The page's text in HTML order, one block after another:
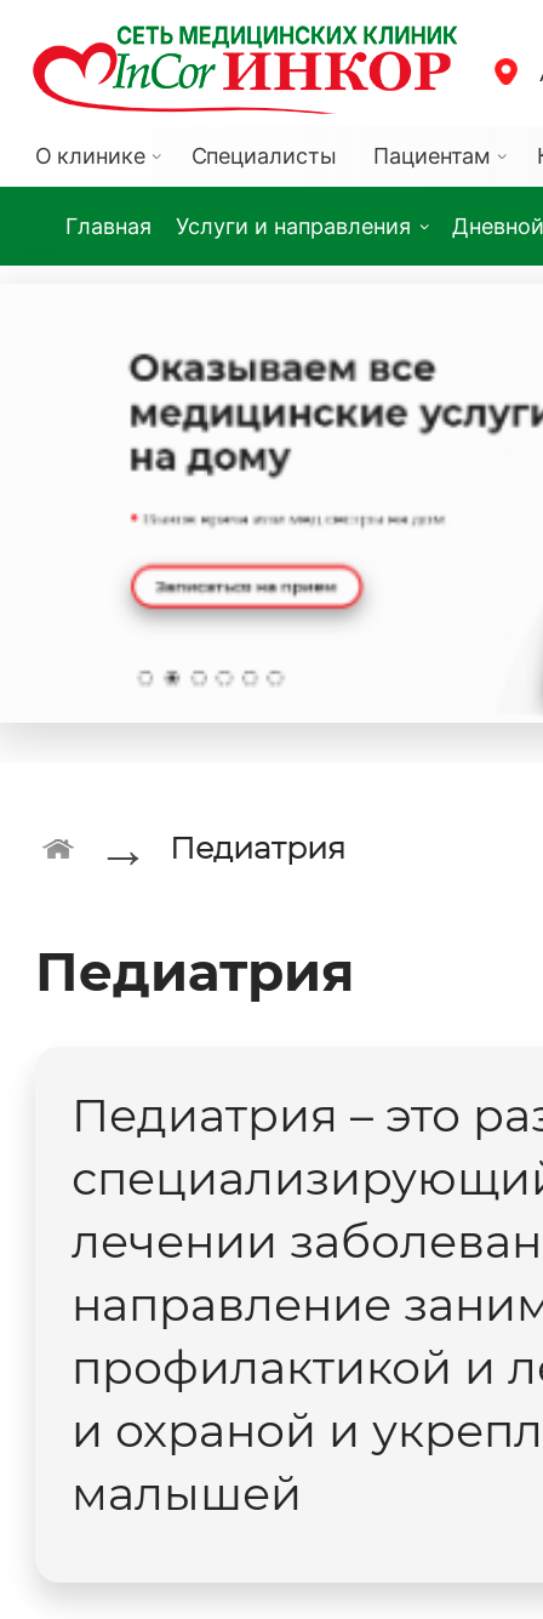
О клинике Специалисты Пациентам
Главная Услуги и направления
→ Педиатрия
Педиатрия
Педиатрия – это
лечении
направление
профилактикой и
и охраной и
малышей